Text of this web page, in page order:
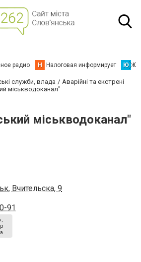
радио Н Налоговая информирует Ю
служби, влада
Аварійні та екстрені
міськводоканал"
міськводоканал"
Вчительска, 9
91